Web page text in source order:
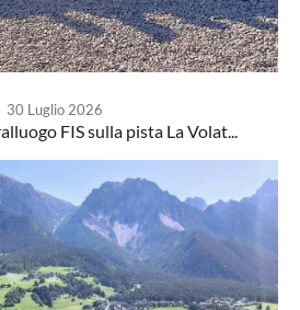
30 Luglio 2026
FIS sulla pista La Volat...